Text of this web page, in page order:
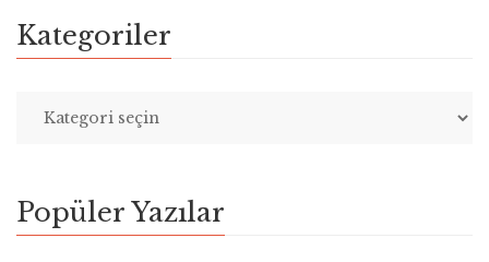
Kategoriler
Popüler Yazılar